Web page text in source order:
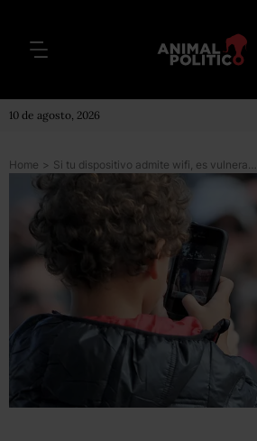
10 de agosto, 2026
Home > Si tu dispositivo admite wifi, es vulnerable, el descubrimiento que genera preocupación